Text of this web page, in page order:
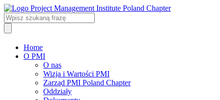
Home
O PMI
O nas
Wizja i Wartości PMI
Zarząd PMI Poland Chapter
Oddziały